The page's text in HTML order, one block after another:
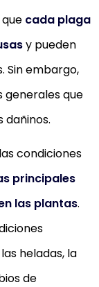
cada plaga
y pueden
Sin embargo,
que
dañinos.
condiciones
principales
las plantas.
heladas, la
de